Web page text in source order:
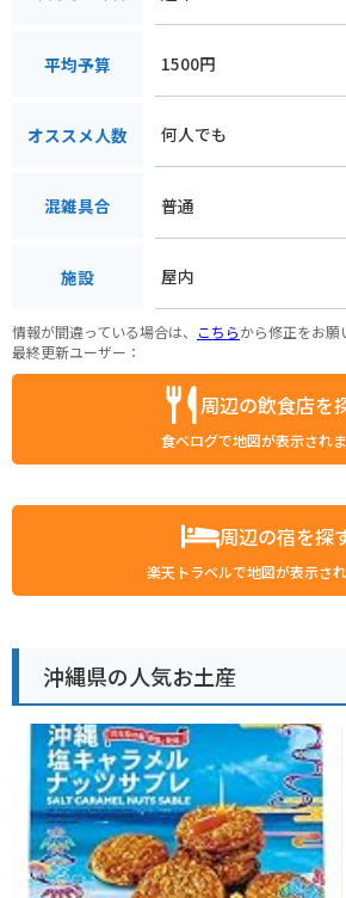
平均予算 1500円
オススメ人数 何人でも
混雑具合 普通
施設 屋内
情報が間違っている場合は、 こちらから修正をお願
最終更新ユーザー：
周辺の飲食店を
食べログで地図が表示されま
周辺の宿を探
楽天トラベルで地図が表示され
沖縄県の人気お土産